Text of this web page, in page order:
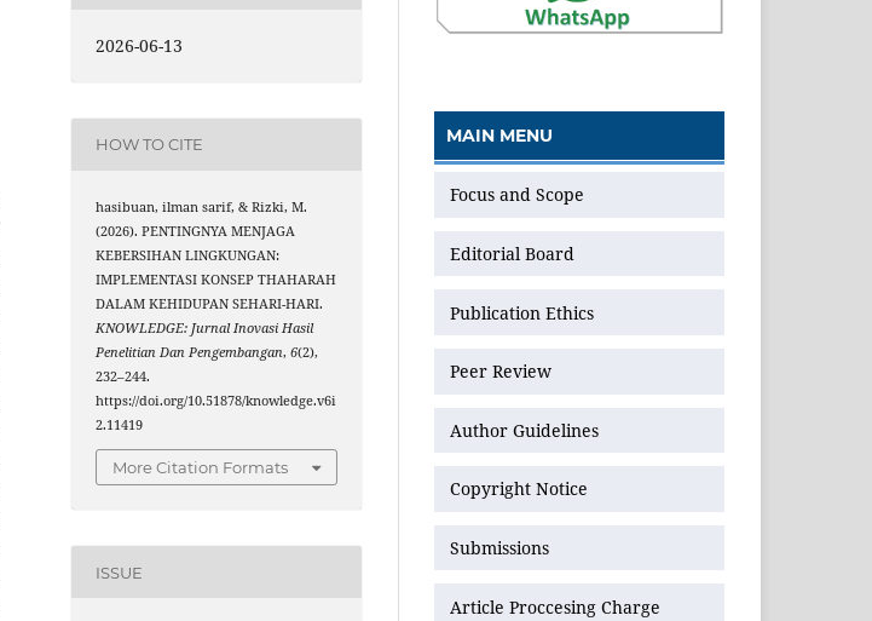
2026-06-13
HOW TO CITE
hasibuan, ilman sarif, & Rizki, M.
(2026). PENTINGNYA MENJAGA
KEBERSIHAN LINGKUNGAN:
IMPLEMENTASI KONSEP THAHARAH
DALAM KEHIDUPAN SEHARI-HARI.
KNOWLEDGE: Jurnal Inovasi Hasil
Penelitian Dan Pengembangan,6(2),
232–244.
https://doi.org/10.51878/knowledge.v6i
2.11419
More Citation Formats
ISSUE
MAIN MENU
Focus and Scope
Editorial Board
Publication Ethics
Peer Review
Author Guidelines
Copyright Notice
Submissions
Article Proccesing Charge